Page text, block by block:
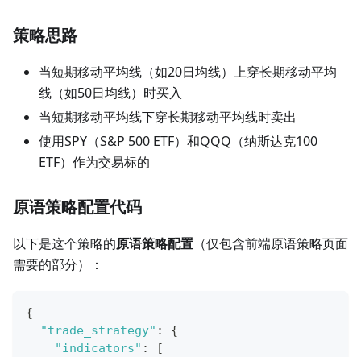
策略思路
当短期移动平均线（如20日均线）上穿长期移动平均
线（如50日均线）时买入
当短期移动平均线下穿长期移动平均线时卖出
使用SPY（S&P 500 ETF）和QQQ（纳斯达克100
ETF）作为交易标的
原语策略配置代码
以下是这个策略的原语策略配置 （仅包含前端原语策略页面
需要的部分）：
{
"trade_strategy" :
{
"indicators" :
[